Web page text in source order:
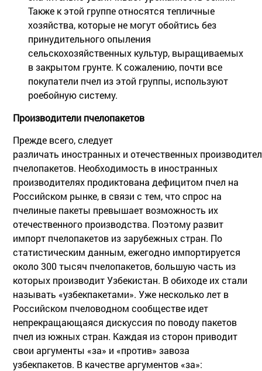
Также к этой группе относятся тепличные
хозяйства, которые не могут обойтись без
принудительного опыления
сельскохозяйственных культур, выращиваемых
в закрытом грунте. К сожалению, почти все
покупатели пчел из этой группы, используют
роебойную систему.
Производители пчелопакетов
Прежде всего, следует
различать иностранных и отечественных
пчелопакетов. Необходимость в иностранных
производителях продиктована дефицитом пчел на
Российском рынке, в связи с тем, что спрос на
пчелиные пакеты превышает возможность их
отечественного производства. Поэтому развит
импорт пчелопакетов из зарубежных стран. По
статистическим данным, ежегодно импортируется
около 300 тысяч пчелопакетов, большую часть из
которых производит Узбекистан. В обиходе их стали
называть «узбекпакетами». Уже несколько лет в
Российском пчеловодном сообществе идет
непрекращающаяся дискуссия по поводу пакетов
пчел из южных стран. Каждая из сторон приводит
свои аргументы «за» и «против» завоза
узбекпакетов. В качестве аргументов «за»: